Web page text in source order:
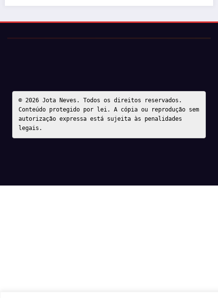
© 2026 Jota Neves. Todos os direitos reservados.
Conteúdo protegido por lei. A cópia ou reprodução sem
autorização expressa está sujeita às penalidades
legais.